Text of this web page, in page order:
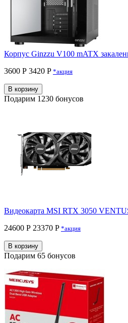
Корпус Ginzzu V100 mATX
3600 Р 3420 P *акция
В корзину
Подарим 1230 бонусов
Видеокарта MSI RTX 3050
24600 Р 23370 P *акция
В корзину
Подарим 65 бонусов